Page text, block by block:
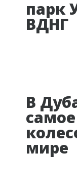
парк
ВДНГ
В
мире